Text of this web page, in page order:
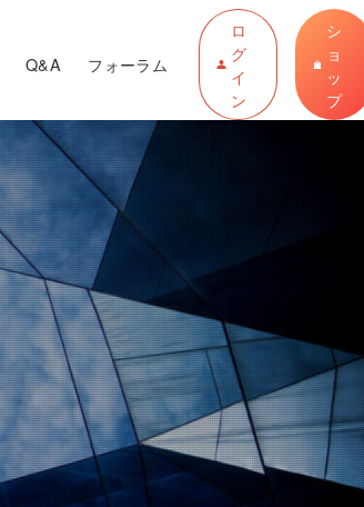
Q&A フォーラム
ロ
グ
イ
ン
シ
ョ
ッ
プ